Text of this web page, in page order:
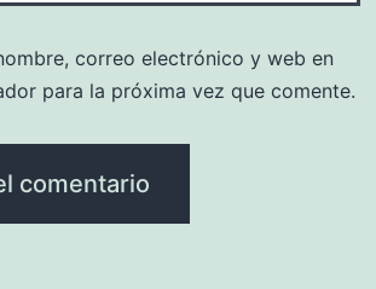
correo electrónico y web en
para la próxima vez que comente.